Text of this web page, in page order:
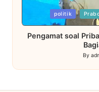
in
politik
Pengamat soal
Posted
by
By